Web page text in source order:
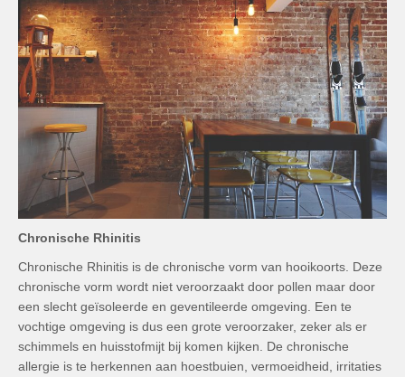
Chronische Rhinitis
Chronische Rhinitis is de chronische vorm van hooikoorts. Deze
chronische vorm wordt niet veroorzaakt door pollen maar door
een slecht geïsoleerde en geventileerde omgeving. Een te
vochtige omgeving is dus een grote veroorzaker, zeker als er
schimmels en huisstofmijt bij komen kijken. De chronische
allergie is te herkennen aan hoestbuien, vermoeidheid, irritaties